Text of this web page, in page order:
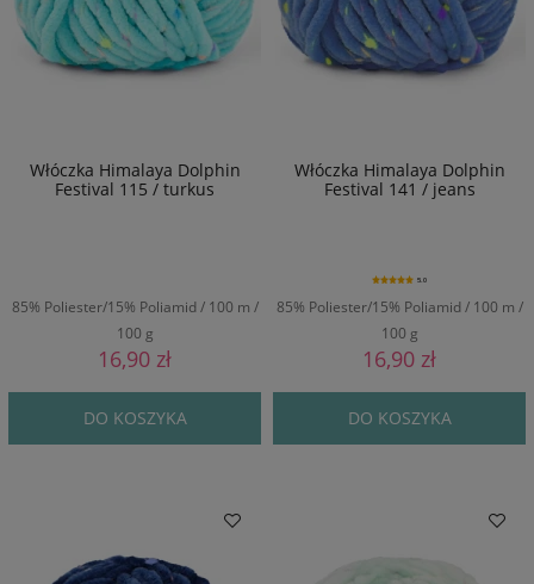
Włóczka Himalaya Dolphin
Festival 115 / turkus
85% Poliester/15% Poliamid / 100 m /
100 g
16,90 zł
DO KOSZYKA
Włóczka Himalaya Dolphin
Festival 141 / jeans
85% Poliester/15% Poliamid / 100 m /
100 g
5.0
16,90 zł
DO KOSZYKA